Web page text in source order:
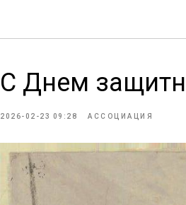
С Днем
2026-02-23 09:28 АССОЦИАЦИЯ